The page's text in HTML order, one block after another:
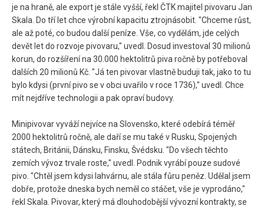
je na hraně, ale export je stále vyšší, řekl ČTK majitel pivovaru Jan
Skala. Do tří let chce výrobní kapacitu ztrojnásobit. "Chceme růst,
ale až poté, co budou další peníze. Vše, co vydělám, jde celých
devět let do rozvoje pivovaru," uvedl. Dosud investoval 30 milionů
korun, do rozšíření na 30.000 hektolitrů piva ročně by potřeboval
dalších 20 milionů Kč. "Já ten pivovar vlastně buduji tak, jako to tu
bylo kdysi (první pivo se v obci uvařilo v roce 1736)," uvedl. Chce
mít nejdříve technologii a pak opraví budovy.
Minipivovar vyváží nejvíce na Slovensko, které odebírá téměř
2000 hektolitrů ročně, ale daří se mu také v Rusku, Spojených
státech, Británii, Dánsku, Finsku, Švédsku. "Do všech těchto
zemích vývoz trvale roste," uvedl. Podnik vyrábí pouze sudové
pivo. "Chtěl jsem kdysi lahvárnu, ale stála fůru peněz. Udělal jsem
dobře, protože dneska bych neměl co stáčet, vše je vyprodáno,"
řekl Skala. Pivovar, který má dlouhodobější vývozní kontrakty, se